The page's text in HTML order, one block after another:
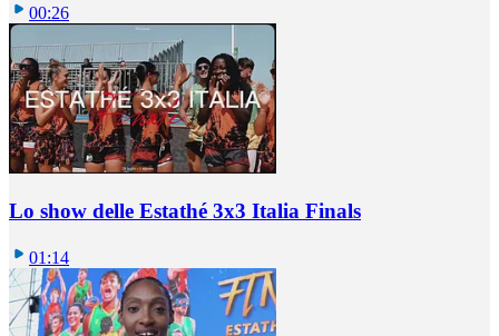
00:26
Lo show delle Estathé 3x3 Italia Finals
01:14